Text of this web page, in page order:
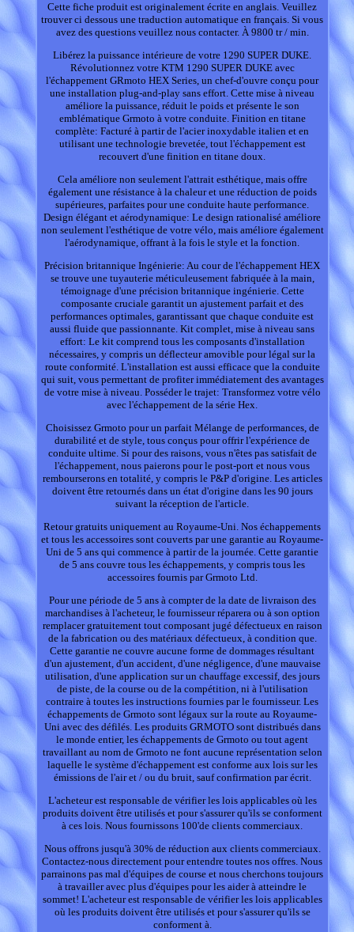
Cette fiche produit est originalement écrite en anglais. Veuillez
trouver ci dessous une traduction automatique en français. Si vous
avez des questions veuillez nous contacter. À 9800 tr / min.
Libérez la puissance intérieure de votre 1290 SUPER DUKE.
Révolutionnez votre KTM 1290 SUPER DUKE avec
l'échappement GRmoto HEX Series, un chef-d'ouvre conçu pour
une installation plug-and-play sans effort. Cette mise à niveau
améliore la puissance, réduit le poids et présente le son
emblématique Grmoto à votre conduite. Finition en titane
complète: Facturé à partir de l'acier inoxydable italien et en
utilisant une technologie brevetée, tout l'échappement est
recouvert d'une finition en titane doux.
Cela améliore non seulement l'attrait esthétique, mais offre
également une résistance à la chaleur et une réduction de poids
supérieures, parfaites pour une conduite haute performance.
Design élégant et aérodynamique: Le design rationalisé améliore
non seulement l'esthétique de votre vélo, mais améliore également
l'aérodynamique, offrant à la fois le style et la fonction.
Précision britannique Ingénierie: Au cour de l'échappement HEX
se trouve une tuyauterie méticuleusement fabriquée à la main,
témoignage d'une précision britannique ingénierie. Cette
composante cruciale garantit un ajustement parfait et des
performances optimales, garantissant que chaque conduite est
aussi fluide que passionnante. Kit complet, mise à niveau sans
effort: Le kit comprend tous les composants d'installation
nécessaires, y compris un déflecteur amovible pour légal sur la
route conformité. L'installation est aussi efficace que la conduite
qui suit, vous permettant de profiter immédiatement des avantages
de votre mise à niveau. Posséder le trajet: Transformez votre vélo
avec l'échappement de la série Hex.
Choisissez Grmoto pour un parfait Mélange de performances, de
durabilité et de style, tous conçus pour offrir l'expérience de
conduite ultime. Si pour des raisons, vous n'êtes pas satisfait de
l'échappement, nous paierons pour le post-port et nous vous
rembourserons en totalité, y compris le P&P d'origine. Les articles
doivent être retournés dans un état d'origine dans les 90 jours
suivant la réception de l'article.
Retour gratuits uniquement au Royaume-Uni. Nos échappements
et tous les accessoires sont couverts par une garantie au Royaume-
Uni de 5 ans qui commence à partir de la journée. Cette garantie
de 5 ans couvre tous les échappements, y compris tous les
accessoires fournis par Grmoto Ltd.
Pour une période de 5 ans à compter de la date de livraison des
marchandises à l'acheteur, le fournisseur réparera ou à son option
remplacer gratuitement tout composant jugé défectueux en raison
de la fabrication ou des matériaux défectueux, à condition que.
Cette garantie ne couvre aucune forme de dommages résultant
d'un ajustement, d'un accident, d'une négligence, d'une mauvaise
utilisation, d'une application sur un chauffage excessif, des jours
de piste, de la course ou de la compétition, ni à l'utilisation
contraire à toutes les instructions fournies par le fournisseur. Les
échappements de Grmoto sont légaux sur la route au Royaume-
Uni avec des défilés. Les produits GRMOTO sont distribués dans
le monde entier, les échappements de Grmoto ou tout agent
travaillant au nom de Grmoto ne font aucune représentation selon
laquelle le système d'échappement est conforme aux lois sur les
émissions de l'air et / ou du bruit, sauf confirmation par écrit.
L'acheteur est responsable de vérifier les lois applicables où les
produits doivent être utilisés et pour s'assurer qu'ils se conforment
à ces lois. Nous fournissons 100'de clients commerciaux.
Nous offrons jusqu'à 30% de réduction aux clients commerciaux.
Contactez-nous directement pour entendre toutes nos offres. Nous
parrainons pas mal d'équipes de course et nous cherchons toujours
à travailler avec plus d'équipes pour les aider à atteindre le
sommet! L'acheteur est responsable de vérifier les lois applicables
où les produits doivent être utilisés et pour s'assurer qu'ils se
conforment à.